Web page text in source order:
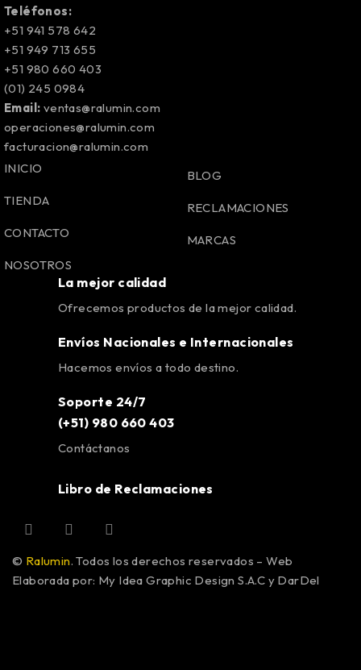
Teléfonos:
+51 941 578 642
+51 949 713 655
+51 980 660 403
(01) 245 0984
Email: ventas@ralumin.com
operaciones@ralumin.com
facturacion@ralumin.com
INICIO
TIENDA
CONTACTO
NOSOTROS
BLOG
RECLAMACIONES
MARCAS
La mejor calidad
Ofrecemos productos de la mejor calidad.
Envíos Nacionales e Internacionales
Hacemos envíos a todo destino.
Soporte 24/7
(+51) 980 660 403
Contáctanos
Libro de Reclamaciones
© Ralumin. Todos los derechos reservados – Web
Elaborada por: My Idea Graphic Design S.A.C y DarDel